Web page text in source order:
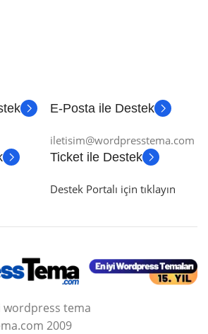
E-Posta ile Destek
iletisim@wordpresstema.com
Ticket ile Destek
Destek Portalı için tıklayın
wordpress tema
2009